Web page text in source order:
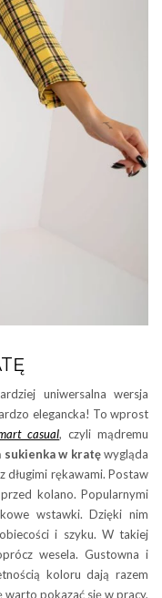
uniwersalna wersja
elegancka! To wprost
casual, czyli mądremu
sukienka w kratęwygląda
długimi rękawami. Postaw
kolano. Popularnymi
wstawki. Dzięki nim
i szyku. W takiej
wesela. Gustowna i
koloru dają razem
pokazać się w pracy,